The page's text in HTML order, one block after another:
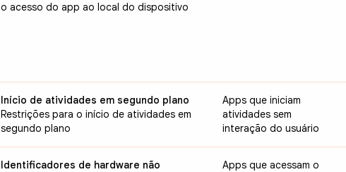
o acesso do app ao local do dispositivo
Início de atividades em segundo plano
Restrições para o início de atividades em
segundo plano
Apps que iniciam
atividades sem
interação do usuário
Identificadores de hardware não
Apps que acessam o